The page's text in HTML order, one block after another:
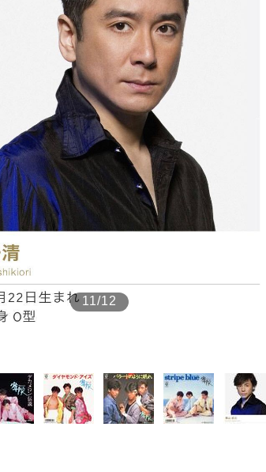
サッカー日本代表・森保一監督...
もっと見る
11/12